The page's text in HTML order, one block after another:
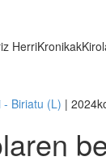
HerriKronikak
- Biriatu (L) |